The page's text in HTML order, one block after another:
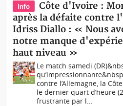
Info
Côte d'Ivoire :
après la défaite contre
Idriss Diallo : « Nous
notre manque
haut niveau »
Le match samedi
contre l’Allemagne, la
le dernier quart d’heure
frustrante par l...